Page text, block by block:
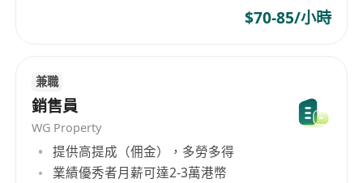
$70-85/小時
兼職
銷售員
WG Property
提供高提成（佣金），多勞多得
業績優秀者月薪可達2-3萬港幣